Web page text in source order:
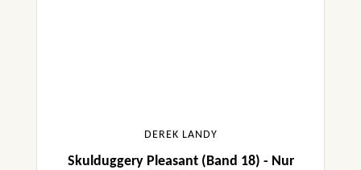
DEREK LANDY
Skulduggery Pleasant (Band 18) - Nur